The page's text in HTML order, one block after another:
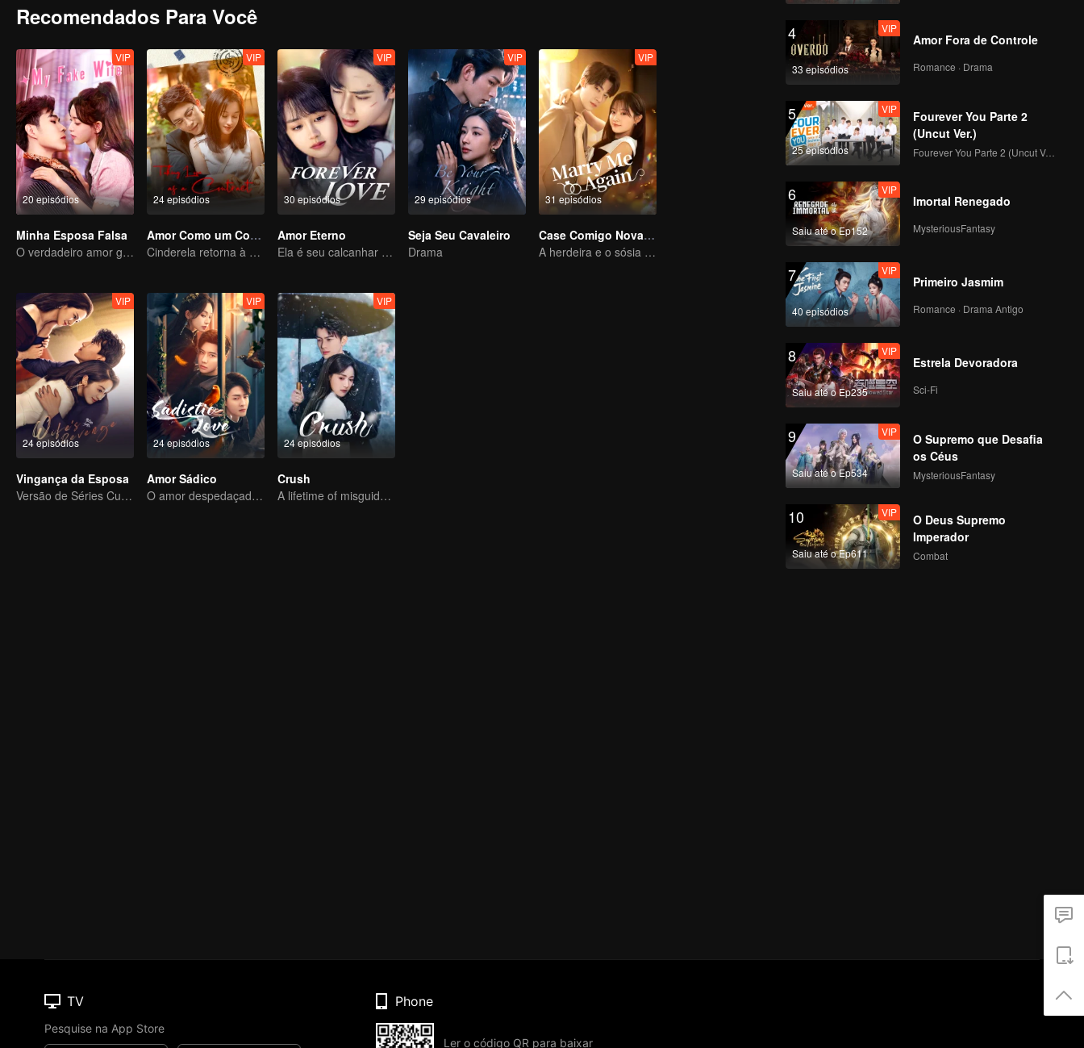
Recomendados Para Você
20 episódios
VIP
Minha Esposa Falsa
O verdadeiro amor gerado no casamento substituto
24 episódios
VIP
Amor Como um Contrato
Cinderela retorna à alta sociedade e encontra o amor com o presidente
30 episódios
VIP
Amor Eterno
Ela é seu calcanhar de Aquiles e sua armadura
29 episódios
VIP
Seja Seu Cavaleiro
Drama
31 episódios
VIP
Case Comigo Novamente
A herdeira e o sósia de seu falecido marido
24 episódios
VIP
Vingança da Esposa
Versão de Séries Curtas “A Tentação de voltar para casa”
24 episódios
VIP
Amor Sádico
O amor despedaçado de Dai Gaozheng foi restaurado!
24 episódios
VIP
Crush
A lifetime of misguided love entangled by fate
4
33 episódios
VIP
Amor Fora de Controle
Romance · Drama
5
25 episódios
VIP
Fourever You Parte 2
(Uncut Ver.)
Fourever You Parte 2 (Uncut Ver.)
6
Saiu até o Ep152
VIP
Imortal Renegado
MysteriousFantasy
7
40 episódios
VIP
Primeiro Jasmim
Romance · Drama Antigo
8
Saiu até o Ep235
VIP
Estrela Devoradora
Sci-Fi
9
Saiu até o Ep534
VIP
O Supremo que Desafia
os Céus
MysteriousFantasy
10
Saiu até o Ep611
VIP
O Deus Supremo
Imperador
Combat
TV
Pesquise na App Store
Phone
Ler o código QR para baixar